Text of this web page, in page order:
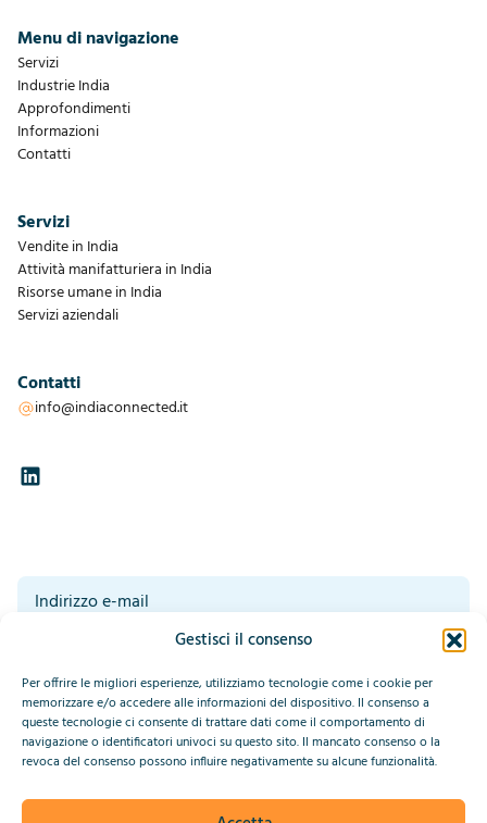
Gestisci il consenso
Per offrire le migliori esperienze, utilizziamo tecnologie come i cookie per
memorizzare e/o accedere alle informazioni del dispositivo. Il consenso a
queste tecnologie ci consente di trattare dati come il comportamento di
navigazione o identificatori univoci su questo sito. Il mancato consenso o la
revoca del consenso possono influire negativamente su alcune funzionalità.
Menu di navigazione
Servizi
Industrie India
Approfondimenti
Informazioni
Contatti
Servizi
Vendite in India
Attività manifatturiera in India
Risorse umane in India
Servizi aziendali
Contatti
info@indiaconnected.it
Leggete la nostra dichiarazione sulla privacy in fondo a questa pagina.*
Invia
This site is protected by reCAPTCHA and the GooglePrivacy Policy
andTerms of Serviceapply.